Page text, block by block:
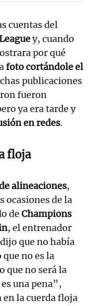
cuentas del
y, cuando
por qué
foto cortándole el
publicaciones
fueron
ya era tarde y
en redes.
floja
alineaciones,
ocasiones de la
de Champions
, el entrenador
que no había
no es la
que no será la
una pena”,
en la cuerda floja